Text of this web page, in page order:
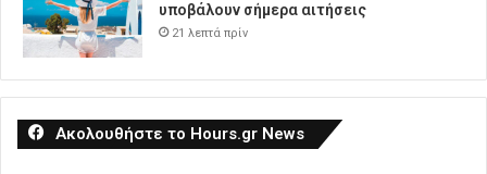
υποβάλουν σήμερα αιτήσεις
21 λεπτά πρίν
Ακολουθήστε το Hours.gr News